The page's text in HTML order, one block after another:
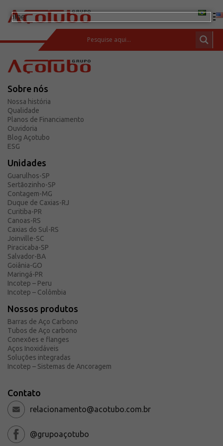
(11) 2413-2000
Tubos de aço carbono
Barras de Aço Carbono
Conexões e flanges
Soluções integradas
Incotep – Sistemas de Ancoragem
Calculadora
Download
Solicite um orçamento
Sobre a Açotubo
Unidades
Qualidade
Planos de Financiamento
Compliance e LGPD
Ouvidoria
Blog
ESG
Trabalhe conosco
Sobre nós
Nossa história
Qualidade
Planos de Financiamento
Ouvidoria
Blog Açotubo
ESG
Unidades
Guarulhos-SP
Sertãozinho-SP
Contagem-MG
Duque de Caxias-RJ
Curitiba-PR
Canoas-RS
Caxias do Sul-RS
Joinville-SC
Piracicaba-SP
Salvador-BA
Goiânia-GO
Maringá-PR
Incotep – Peru
Incotep – Colômbia
Nossos produtos
Barras de Aço Carbono
Tubos de Aço carbono
Conexões e flanges
Aços Inoxidáveis
Soluções integradas
Incotep – Sistemas de Ancoragem
Contato
relacionamento@acotubo.com.br
@grupoaçotubo